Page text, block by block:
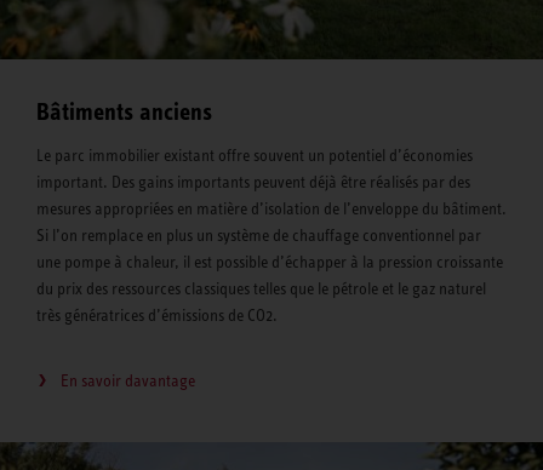
Bâtiments anciens
Le parc immobilier existant offre souvent un potentiel d’économies
important. Des gains importants peuvent déjà être réalisés par des
mesures appropriées en matière d’isolation de l’enveloppe du bâtiment.
Si l’on remplace en plus un système de chauffage conventionnel par
une pompe à chaleur, il est possible d’échapper à la pression croissante
du prix des ressources classiques telles que le pétrole et le gaz naturel
très génératrices d’émissions de CO2.
En savoir davantage